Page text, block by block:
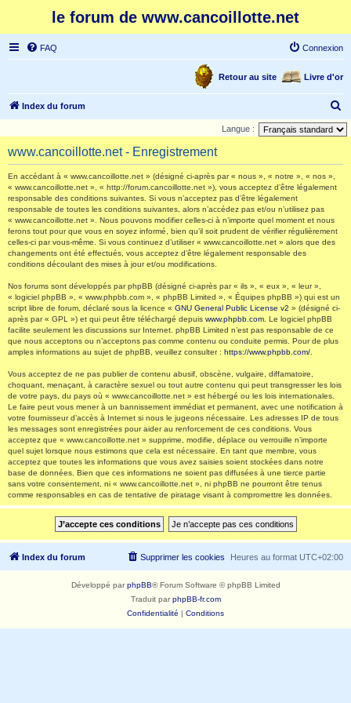
le forum de www.cancoillotte.net
FAQ Connexion
Livre d'or
Retour au site
Index du forum
e
Langue :
www.cancoillotte.net - Enregistrement
En accédant à « www.cancoillotte.net » (désigné ci-après par « nous », « notre », « nos »,
« www.cancoillotte.net », « http://forum.cancoillotte.net »), vous acceptez d’être légalement
responsable des conditions suivantes. Si vous n’acceptez pas d’être légalement
responsable de toutes les conditions suivantes, alors n’accédez pas et/ou n’utilisez pas
« www.cancoillotte.net ». Nous pouvons modifier celles-ci à n’importe quel moment et nous
ferons tout pour que vous en soyez informé, bien qu’il soit prudent de vérifier régulièrement
celles-ci par vous-même. Si vous continuez d’utiliser « www.cancoillotte.net » alors que des
changements ont été effectués, vous acceptez d’être légalement responsable des
conditions découlant des mises à jour et/ou modifications.
Nos forums sont développés par phpBB (désigné ci-après par « ils », « eux », « leur »,
« logiciel phpBB », « www.phpbb.com », « phpBB Limited », « Équipes phpBB ») qui est un
script libre de forum, déclaré sous la licence « GNU General Public License v2 » (désigné ci-
après par « GPL ») et qui peut être téléchargé depuis www.phpbb.com . Le logiciel phpBB
facilite seulement les discussions sur Internet. phpBB Limited n’est pas responsable de ce
que nous acceptons ou n’acceptons pas comme contenu ou conduite permis. Pour de plus
amples informations au sujet de phpBB, veuillez consulter : https://www.phpbb.com/
Vous acceptez de ne pas publier de contenu abusif, obscène, vulgaire, diffamatoire,
choquant, menaçant, à caractère sexuel ou tout autre contenu qui peut transgresser les lois
de votre pays, du pays où « www.cancoillotte.net » est hébergé ou les lois internationales.
Le faire peut vous mener à un bannissement immédiat et permanent, avec une notification à
votre fournisseur d’accès à Internet si nous le jugeons nécessaire. Les adresses IP de tous
les messages sont enregistrées pour aider au renforcement de ces conditions. Vous
acceptez que « www.cancoillotte.net » supprime, modifie, déplace ou verrouille n’importe
quel sujet lorsque nous estimons que cela est nécessaire. En tant que membre, vous
acceptez que toutes les informations que vous avez saisies soient stockées dans notre
base de données. Bien que ces informations ne soient pas diffusées à une tierce partie
sans votre consentement, ni « www.cancoillotte.net », ni phpBB ne pourront être tenus
comme responsables en cas de tentative de piratage visant à compromettre les données.
Index du forum Heures au format UTC+02:00
Supprimer les cookies
Développé parphpBB® Forum Software © phpBB Limited
Traduit parphpBB-fr.com
Confidentialité | Conditions